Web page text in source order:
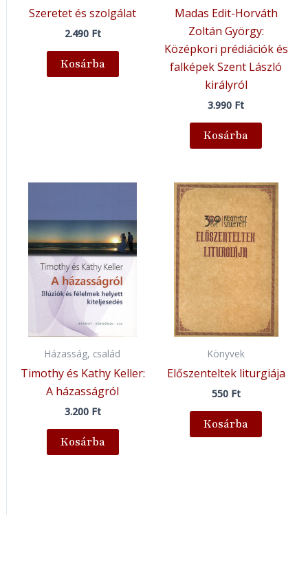
Szeretet és szolgálat
2.490 Ft
Kosárba
Madas Edit-Horváth
Zoltán György:
Középkori prédiációk és
falképek Szent László
királyról
3.990 Ft
Kosárba
Házasság, család
Timothy és Kathy Keller:
A házasságról
3.200 Ft
Kosárba
Könyvek
Előszenteltek liturgiája
550 Ft
Kosárba